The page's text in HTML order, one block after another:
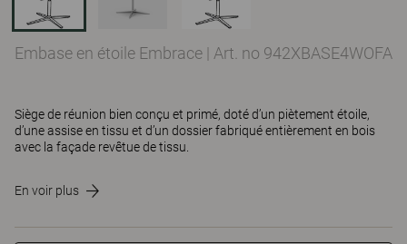
Embase en étoile Embrace | Art. no 942XBASE4WOFA
Siège de réunion bien conçu et primé, doté d’un piètement étoile,
d’une assise en tissu et d’un dossier fabriqué entièrement en bois
avec la façade revêtue de tissu.
En voir plus